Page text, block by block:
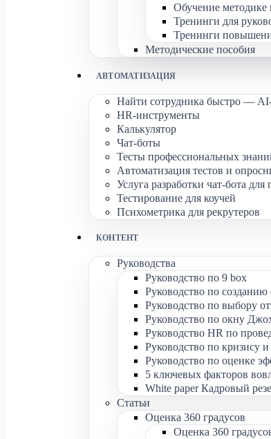
Обучение методике
Тренинги для
Тренинги
Методические пособия
АВТОМАТИЗАЦИЯ
Найти сотрудника быстро — AI-
HR-инструменты
Калькулятор
Чат-боты
Тесты профессиональных
Автоматизация тестов и
Услуга разработки чат-бота для
Тестирование для коучей
Психометрика для рекрутеров
КОНТЕНТ
Руководства
Руководство по 9 box
Руководство по
Руководство по выбору
Руководство по окну
Руководство HR по
Руководство по кризису
Руководство по оценке
5 ключевых факторов
White paper Кадровый
Статьи
Оценка 360 градусов
Оценка 360